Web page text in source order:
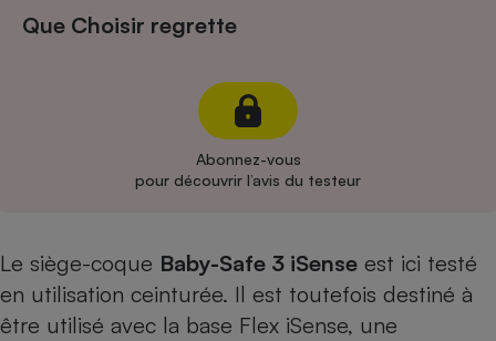
Que Choisir regrette
Abonnez-vous
pour découvrir l’avis du testeur
Le siège-coque Baby-Safe 3 iSense est ici testé
en utilisation ceinturée. Il est toutefois destiné à
être utilisé avec la base Flex iSense, une